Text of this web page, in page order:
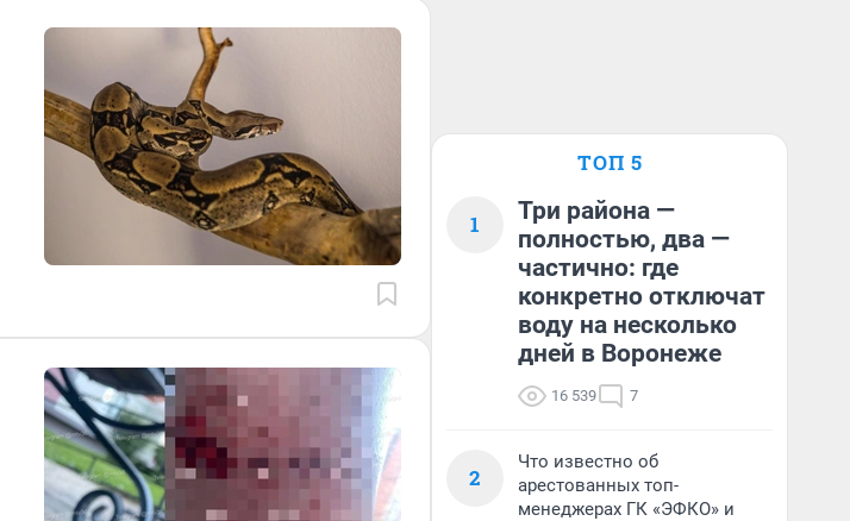
ТОП 5
1
Три района —
полностью, два —
частично: где
конкретно отключат
воду на несколько
дней в Воронеже
16 539 7
2
Что известно об
арестованных топ-
менеджерах ГК «ЭФКО» и